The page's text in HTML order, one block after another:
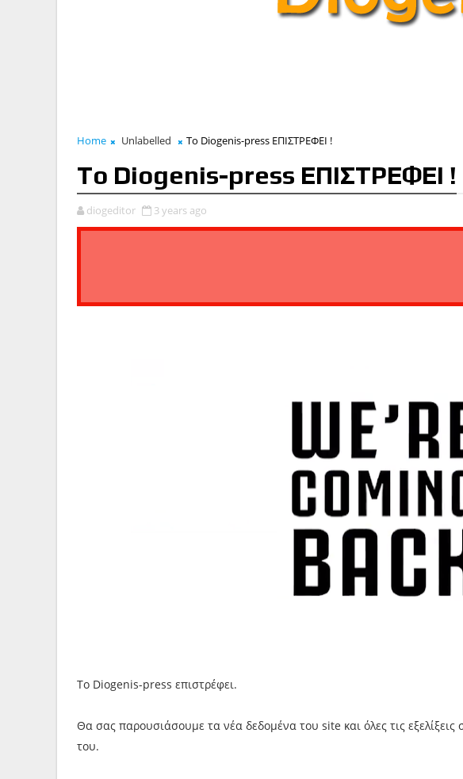
Home Unlabelled To Diogenis-press ΕΠΙΣΤΡΕΦΕΙ !
To Diogenis-press ΕΠΙΣΤΡΕΦΕΙ !
diogeditor 3 years ago
Το Diogenis-press επιστρέφει.
Θα σας παρουσιάσουμε τα νέα δεδομένα του site και όλες τις εξελίξεις
του.